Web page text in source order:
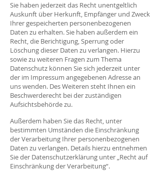
Sie haben jederzeit das Recht unentgeltlich
Auskunft über Herkunft, Empfänger und Zweck
Ihrer gespeicherten personenbezogenen
Daten zu erhalten. Sie haben außerdem ein
Recht, die Berichtigung, Sperrung oder
Löschung dieser Daten zu verlangen. Hierzu
sowie zu weiteren Fragen zum Thema
Datenschutz können Sie sich jederzeit unter
der im Impressum angegebenen Adresse an
uns wenden. Des Weiteren steht Ihnen ein
Beschwerderecht bei der zuständigen
Aufsichtsbehörde zu.
Außerdem haben Sie das Recht, unter
bestimmten Umständen die Einschränkung
der Verarbeitung Ihrer personenbezogenen
Daten zu verlangen. Details hierzu entnehmen
Sie der Datenschutzerklärung unter „Recht auf
Einschränkung der Verarbeitung“.